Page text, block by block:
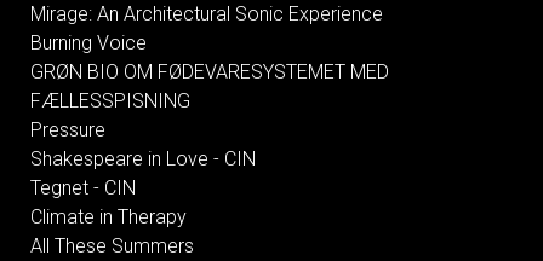
Mirage: An Architectural Sonic Experience
Burning Voice
GRØN BIO OM FØDEVARESYSTEMET MED
FÆLLESSPISNING
Pressure
Shakespeare in Love - CIN
Tegnet - CIN
Climate in Therapy
All These Summers